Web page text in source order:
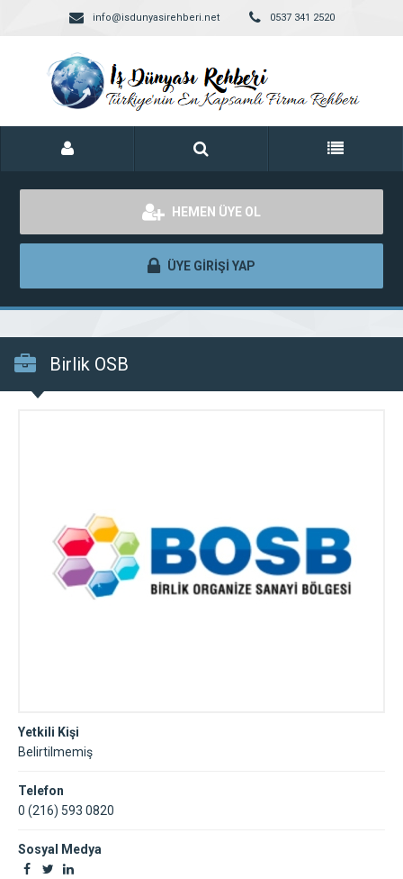
info@isdunyasirehberi.net 0537 341 2520
HEMEN ÜYE OL
ÜYE GİRİŞİ YAP
Birlik OSB
Yetkili Kişi
Belirtilmemiş
Telefon
0 (216) 593 0820
Sosyal Medya